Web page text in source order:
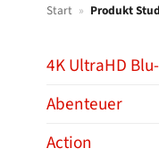
Start » Produkt
4K UltraHD
Abenteuer
Action